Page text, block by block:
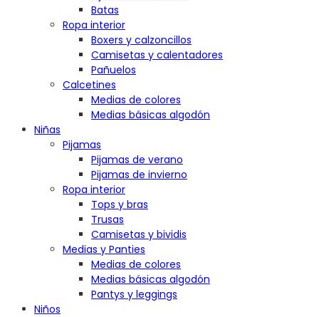
Batas
Ropa interior
Boxers y calzoncillos
Camisetas y calentadores
Pañuelos
Calcetines
Medias de colores
Medias básicas algodón
Niñas
Pijamas
Pijamas de verano
Pijamas de invierno
Ropa interior
Tops y bras
Trusas
Camisetas y bividis
Medias y Panties
Medias de colores
Medias básicas algodón
Pantys y leggings
Niños